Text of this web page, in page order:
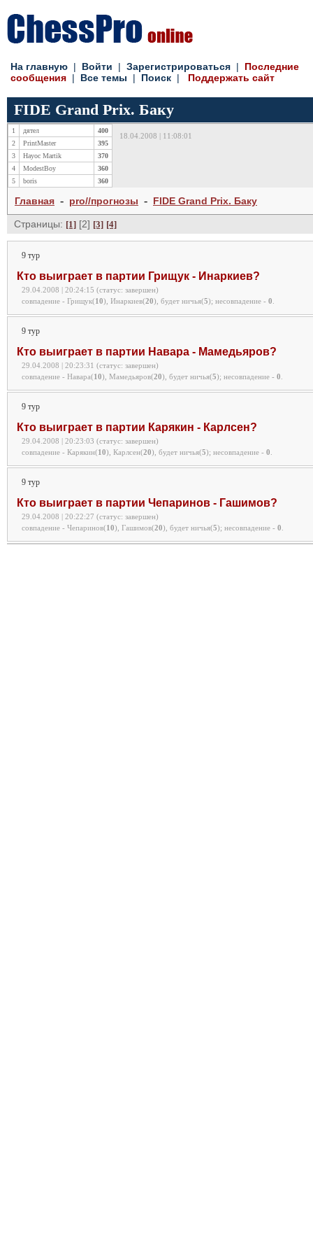
На главную | Войти | Зарегистрироваться | Последние
сообщения | Все темы | Поиск | Поддержать сайт
FIDE Grand Prix. Баку
1 дятел
400
2
PrintMaster
395
3
Hayoc Martik
370
4
ModestBoy
360
5
boris 360
18.04.2008 | 11:08:01
Главная - pro//прогнозы - FIDE Grand Prix. Баку
Страницы: [1] [2] [3] [4]
9 тур
Кто выиграет в партии Грищук - Инаркиев?
29.04.2008 | 20:24:15 (статус: завершен)
совпадение - Грищук(10), Инаркиев(20), будет ничья(5); несовпадение - 0
9 тур
Кто выиграет в партии Навара - Мамедьяров?
29.04.2008 | 20:23:31 (статус: завершен)
совпадение - Навара(10), Мамедьяров(20), будет ничья(5); несовпадение - 0
9 тур
Кто выиграет в партии Карякин - Карлсен?
29.04.2008 | 20:23:03 (статус: завершен)
совпадение - Карякин(10), Карлсен(20), будет ничья(5); несовпадение - 0
9 тур
Кто выиграет в партии Чепаринов - Гашимов?
29.04.2008 | 20:22:27 (статус: завершен)
совпадение - Чепаринов(10), Гашимов(20), будет ничья(5); несовпадение - 0